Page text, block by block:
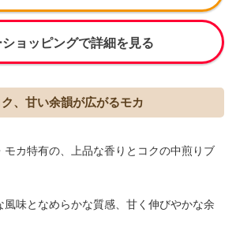
ョッピングで詳細を見る
、甘い余韻が広がるモカ
モカ特有の、上品な香りとコクの中煎りブ
味となめらかな質感、甘く伸びやかな余